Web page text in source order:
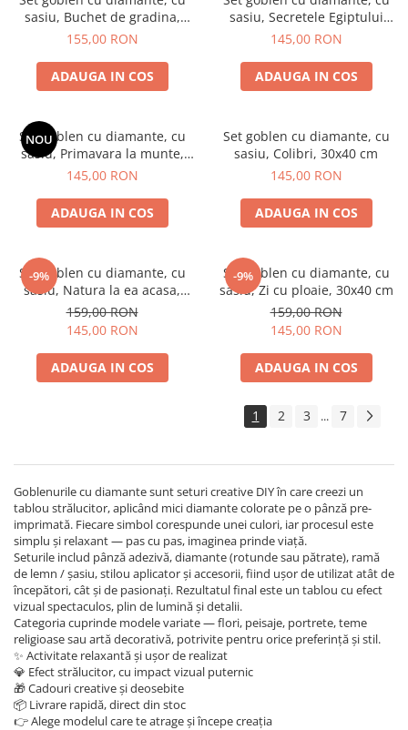
sasiu, Buchet de gradina,
40x50 cm
155,00 RON
ADAUGA IN COS
sasiu, Secretele Egiptului
30x40 cm
145,00 RON
ADAUGA IN COS
NOU
Set goblen cu diamante, cu
sasiu, Primavara la munte,
30x40 cm
145,00 RON
ADAUGA IN COS
Set goblen cu diamante, cu
sasiu, Colibri, 30x40 cm
145,00 RON
ADAUGA IN COS
-9%
Set goblen cu diamante, cu
sasiu, Natura la ea acasa,
30x40 cm
159,00 RON
145,00 RON
ADAUGA IN COS
-9%
Set goblen cu diamante, cu
sasiu, Zi cu ploaie, 30x40 cm
159,00 RON
145,00 RON
ADAUGA IN COS
1 2 3 ... 7
Goblenurile cu diamante sunt seturi creative DIY în care creezi un
tablou strălucitor, aplicând mici diamante colorate pe o pânză pre-
imprimată. Fiecare simbol corespunde unei culori, iar procesul este
simplu și relaxant — pas cu pas, imaginea prinde viață.
Seturile includ pânză adezivă, diamante (rotunde sau pătrate), ramă
de lemn / șasiu, stilou aplicator și accesorii, fiind ușor de utilizat atât de
începători, cât și de pasionați. Rezultatul final este un tablou cu efect
vizual spectaculos, plin de lumină și detalii.
Categoria cuprinde modele variate — flori, peisaje, portrete, teme
religioase sau artă decorativă, potrivite pentru orice preferință și stil.
✨ Activitate relaxantă și ușor de realizat
💎 Efect strălucitor, cu impact vizual puternic
🎁 Cadouri creative și deosebite
📦 Livrare rapidă, direct din stoc
👉 Alege modelul care te atrage și începe creația